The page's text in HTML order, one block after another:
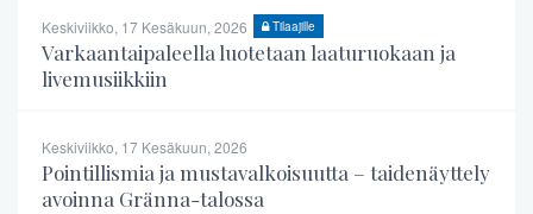
Keskiviikko, 17 Kesäkuun, 2026 Tilaajille
Varkaantaipaleella luotetaan laaturuokaan ja
livemusiikkiin
Keskiviikko, 17 Kesäkuun, 2026
Pointillismia ja mustavalkoisuutta – taidenäyttely
avoinna Gränna-talossa